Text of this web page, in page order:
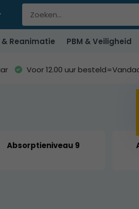
& Reanimatie PBM & Veiligheid
Voor 12.00 uur
Absorptieniveau 9